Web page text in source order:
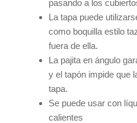
pasando a los
La tapa puede
como boquilla estilo
fuera de ella.
La pajita en ángulo
y el tapón impide que
tapa.
Se puede usar con
calientes